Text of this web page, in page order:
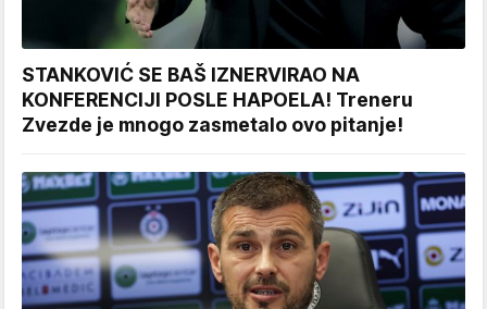
STANKOVIĆ SE BAŠ IZNERVIRAO NA
KONFERENCIJI POSLE HAPOELA! Treneru
Zvezde je mnogo zasmetalo ovo pitanje!